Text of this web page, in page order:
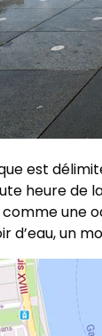
est
heure de
une
d’eau, un